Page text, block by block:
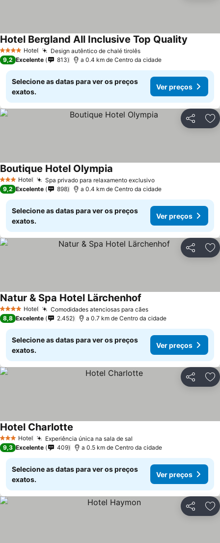
4 EstrelasHotel Design autêntico de chalé tirolêsVer preços
Hotel Bergland All Inclusive Top Quality
9,2 Excelente 813 a 0.4 km de Centro da cidade
Selecione as datas para ver os preços
exatos.
Ver preços
Partilhar
3 EstrelasHotel Spa privado para relaxamento exclusivoVer preços
Boutique Hotel Olympia
9,2 Excelente 898 a 0.4 km de Centro da cidade
Selecione as datas para ver os preços
exatos.
Ver preços
Partilhar
4 EstrelasHotel Comodidades atenciosas para cãesVer preços
Natur & Spa Hotel Lärchenhof
8,8 Excelente 2.452 a 0.7 km de Centro da cidade
Selecione as datas para ver os preços
exatos.
Ver preços
Partilhar
3 EstrelasHotel Experiência única na sala de sal
Hotel Charlotte
9,3 Excelente 409 a 0.5 km de Centro da cidade
Selecione as datas para ver os preços
exatos.
Ver preços
Partilhar